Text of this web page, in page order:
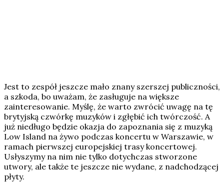
Jest to zespół jeszcze mało znany szerszej publiczności,
a szkoda, bo uważam, że zasługuje na większe
zainteresowanie. Myślę, że warto zwrócić uwagę na tę
brytyjską czwórkę muzyków i zgłębić ich twórczość. A
już niedługo będzie okazja do zapoznania się z muzyką
Low Island na żywo podczas koncertu w Warszawie, w
ramach pierwszej europejskiej trasy koncertowej.
Usłyszymy na nim nie tylko dotychczas stworzone
utwory, ale także te jeszcze nie wydane, z nadchodzącej
płyty.